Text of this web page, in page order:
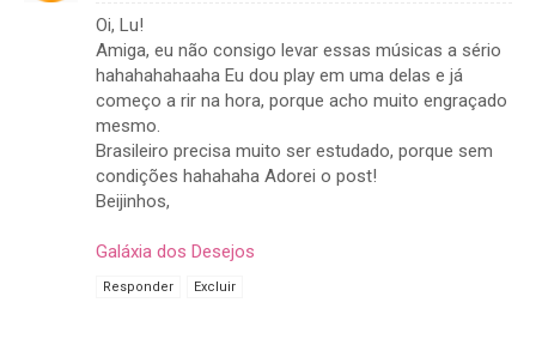
Oi, Lu!
Amiga, eu não consigo levar essas músicas a sério
hahahahahaaha Eu dou play em uma delas e já
começo a rir na hora, porque acho muito engraçado
mesmo.
Brasileiro precisa muito ser estudado, porque sem
condições hahahaha Adorei o post!
Beijinhos,
Galáxia dos Desejos
Responder Excluir